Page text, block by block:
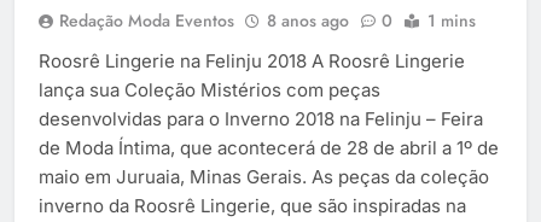
Redação Moda Eventos 8 anos ago 0 1 mins
Roosrê Lingerie na Felinju 2018 A Roosrê Lingerie
lança sua Coleção Mistérios com peças
desenvolvidas para o Inverno 2018 na Felinju – Feira
de Moda Íntima, que acontecerá de 28 de abril a 1º de
maio em Juruaia, Minas Gerais. As peças da coleção
inverno da Roosrê Lingerie, que são inspiradas na